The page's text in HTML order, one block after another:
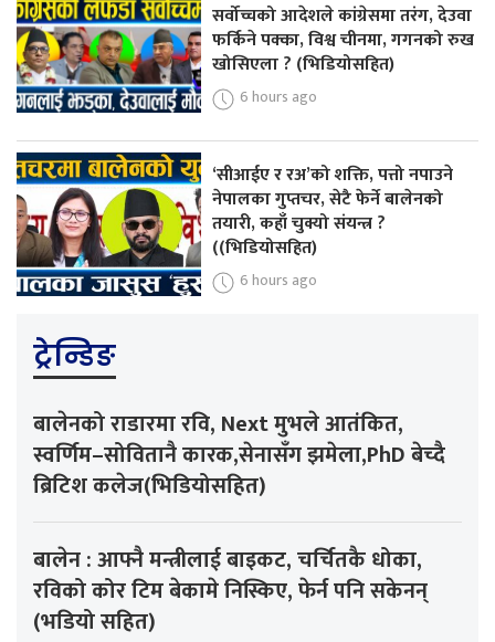
सर्वोच्चको आदेशले कांग्रेसमा तरंग, देउवा
फर्किने पक्का, विश्व चीनमा, गगनको रुख
खोसिएला ? (भिडियोसहित)
6 hours ago
‘सीआईए र रअ’को शक्ति, पत्तो नपाउने
नेपालका गुप्तचर, सेटै फेर्ने बालेनको
तयारी, कहाँ चुक्यो संयन्त्र ?
((भिडियोसहित)
6 hours ago
ट्रेन्डिङ
बालेनको राडारमा रवि, Next मुभले आतंकित,
स्वर्णिम–सोवितानै कारक,सेनासँग झमेला,PhD बेच्दै
ब्रिटिश कलेज(भिडियोसहित)
बालेन : आफ्नै मन्त्रीलाई बाइकट, चर्चितकै धोका,
रविको कोर टिम बेकामे निस्किए, फेर्न पनि सकेनन्
(भडियो सहित)